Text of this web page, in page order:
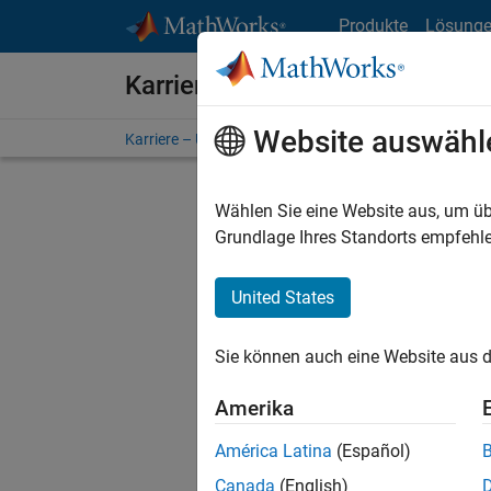
Produkte
Karriere bei MathWorks
Karriere – Übersicht Stellensuche
Stellen
Es
Region
Website
Wählen Sie eine Website aus, um
Grundlage Ihres Standorts
United States
Sie können auch eine Website aus
Amerika
América Latina (Español)
Canada (English)